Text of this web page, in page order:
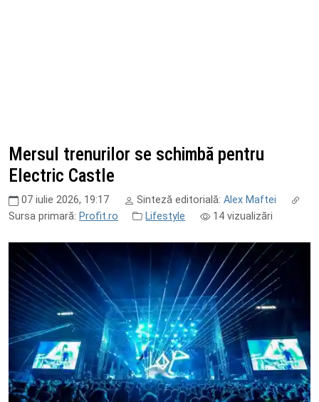
Mersul trenurilor se schimbă pentru
Electric Castle
07 iulie 2026, 19:17 Sinteză editorială: Alex Maftei
Sursa primară: Profit.ro Lifestyle 14vizualizări